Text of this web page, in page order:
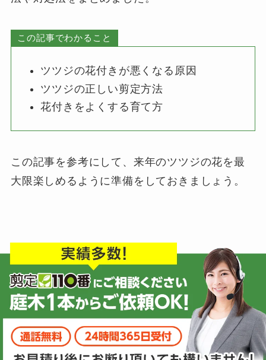
この記事でわかること
ツツジの花付きが悪くなる原因
ツツジの正しい剪定方法
花付きをよくする育て方
この記事を参考にして、来年のツツジの花を最
大限楽しめるように準備をしておきましょう。